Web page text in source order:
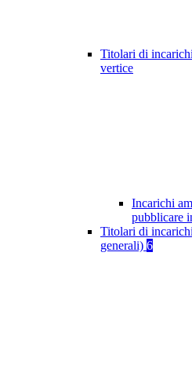
Titolari di
vertice
Incarichi
pubblicare
Titolari di
generali) 6